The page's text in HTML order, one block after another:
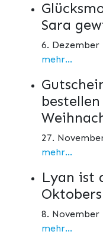
Sara
6. Dezember
mehr...
27.
mehr...
Lyan ist
8. November
mehr...